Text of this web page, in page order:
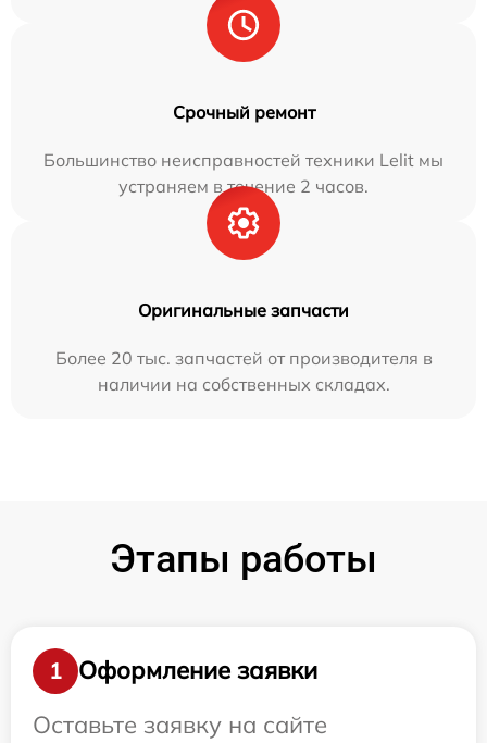
Срочный ремонт
Большинство неисправностей техники Lelit мы
устраняем в течение 2 часов.
Оригинальные запчасти
Более 20 тыс. запчастей от производителя в
наличии на собственных складах.
Этапы работы
1
Оформление заявки
Оставьте заявку на сайте